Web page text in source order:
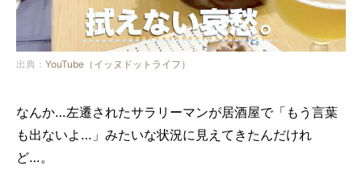
出典： YouTube（イッヌドットライフ）
なんか…左遷されたサラリーマンが居酒屋で「もう言葉
も出ないよ…」みたいな状況に見えてきたんだけれ
ど…。